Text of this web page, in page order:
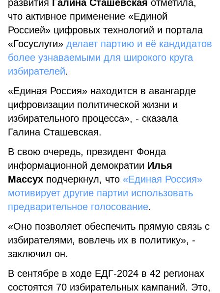
развития Галина Сташевская отметила,
что активное применение «Единой
Россией» цифровых технологий и портала
«Госуслуги» делает партию и её кандидатов
более узнаваемыми для широкого круга
избирателей.
«Единая Россия» находится в авангарде
цифровизации политической жизни и
избирательного процесса», - сказала
Галина Сташевская.
В свою очередь, президент Фонда
информационной демократии Илья
Массух подчеркнул, что «Единая Россия»
мотивирует другие партии использовать
предварительное голосование.
«Оно позволяет обеспечить прямую связь с
избирателями, вовлечь их в политику», -
заключил он.
В сентябре в ходе ЕДГ-2024 в 42 регионах
состоятся 70 избирательных кампаний. Это,